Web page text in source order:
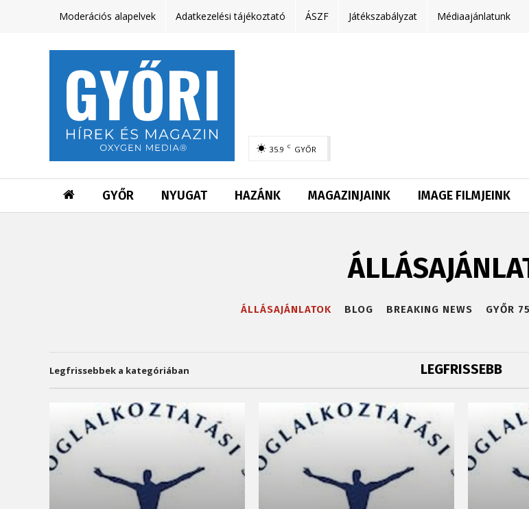
Moderációs alapelvek Adatkezelési tájékoztató ÁSZF Játékszabályzat Médiaajánlatunk
35.9 C GYŐR
GYŐR NYUGAT HAZÁNK MAGAZINJAINK IMAGE FILMJEINK
ÁLLÁSAJÁNLATOK BLOG BREAKING NEWS GYŐR
Legfrissebbek a kategóriában LEGFRISSEBB